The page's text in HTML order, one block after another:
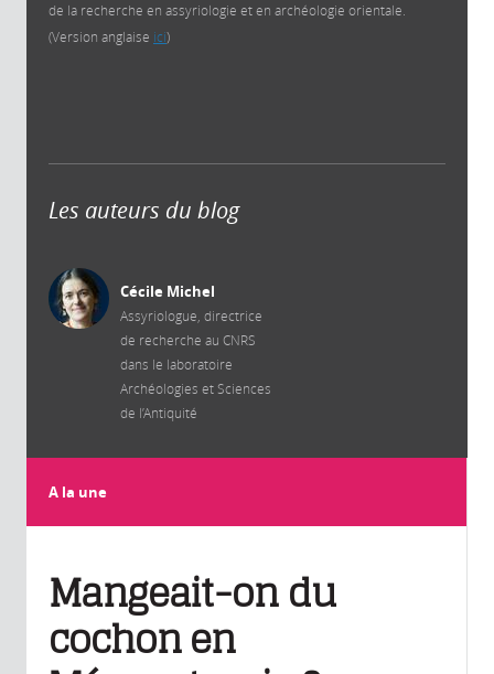
de la recherche en assyriologie et en archéologie orientale.
(Version anglaise ici)
Les auteurs du blog
Cécile Michel
Assyriologue, directrice
de recherche au CNRS
dans le laboratoire
Archéologies et Sciences
de l’Antiquité
A la une
Mangeait-on du
cochon en